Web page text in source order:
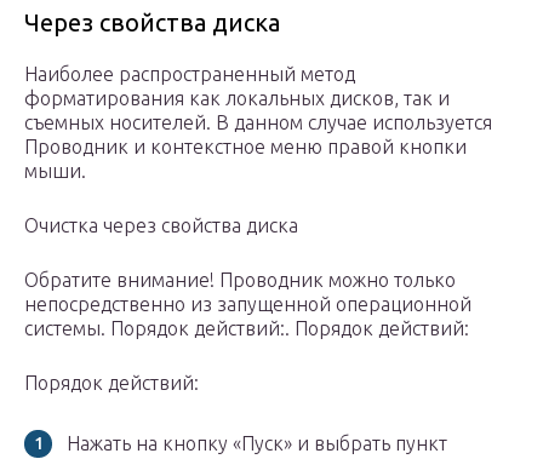
Через свойства диска
Наиболее распространенный метод
форматирования как локальных дисков, так и
съемных носителей. В данном случае используется
Проводник и контекстное меню правой кнопки
мыши.
Очистка через свойства диска
Обратите внимание! Проводник можно только
непосредственно из запущенной операционной
системы. Порядок действий:. Порядок действий:
Порядок действий:
Нажать на кнопку «Пуск» и выбрать пункт